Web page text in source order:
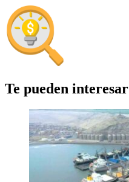
Te pueden interesar